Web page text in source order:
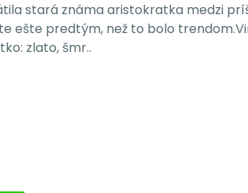
stará známa aristokratka medzi
ešte predtým, než to bolo
zlato, šmr..